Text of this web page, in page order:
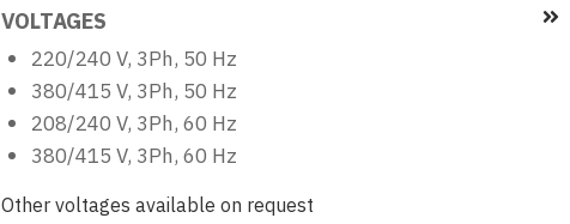
VOLTAGES
220/240 V, 3Ph, 50 Hz
380/415 V, 3Ph, 50 Hz
208/240 V, 3Ph, 60 Hz
380/415 V, 3Ph, 60 Hz
Other voltages available on request